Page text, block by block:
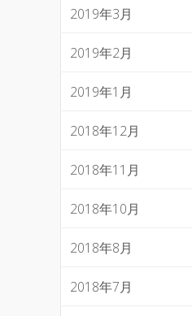
2019年3月
2019年2月
2019年1月
2018年12月
2018年11月
2018年10月
2018年8月
2018年7月